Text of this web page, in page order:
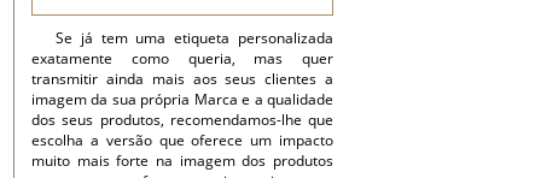
Se já tem uma etiqueta personalizada
exatamente como queria, mas quer
transmitir ainda mais aos seus clientes a
imagem da sua própria Marca e a qualidade
dos seus produtos, recomendamos-lhe que
escolha a versão que oferece um impacto
muito mais forte na imagem dos produtos